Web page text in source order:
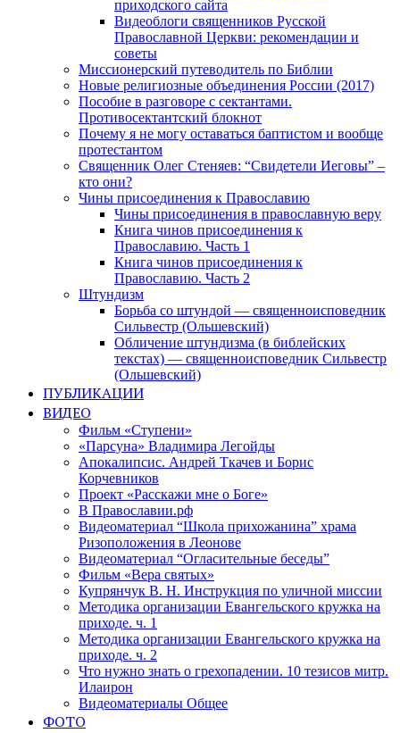
приходского сайта
Видеоблоги священников Русской
Православной Церкви: рекомендации и
советы
Миссионерский путеводитель по Библии
Новые религиозные объединения России (2017)
Пособие в разговоре с сектантами.
Противосектантский блокнот
Почему я не могу оставаться баптистом и вообще
протестантом
Священник Олег Стеняев: “Свидетели Иеговы” –
кто они?
Чины присоединения к Православию
Чины присоединения в православную веру
Книга чинов присоединения к
Православию. Часть 1
Книга чинов присоединения к
Православию. Часть 2
Штундизм
Борьба со штундой — священноисповедник
Сильвестр (Ольшевский)
Обличение штундизма (в библейских
текстах) — священноисповедник Сильвестр
(Ольшевский)
ПУБЛИКАЦИИ
ВИДЕО
Фильм «Ступени»
«Парсуна» Владимира Легойды
Апокалипсис. Андрей Ткачев и Борис
Корчевников
Проект «Расскажи мне о Боге»
В Православии.рф
Видеоматериал “Школа прихожанина” храма
Ризоположения в Леонове
Видеоматериал “Огласительные беседы”
Фильм «Вера святых»
Купрянчук В. Н. Инструкция по уличной миссии
Методика организации Евангельского кружка на
приходе. ч. 1
Методика организации Евангельского кружка на
приходе. ч. 2
Что нужно знать о грехопадении. 10 тезисов митр.
Илаирон
Видеоматериалы Общее
ФОТО